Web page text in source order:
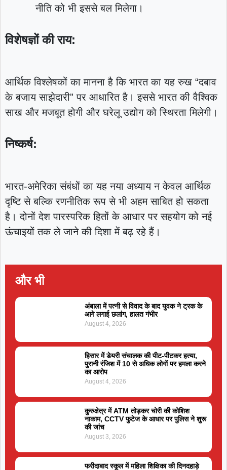
नीति को भी इससे बल मिलेगा।
विशेषज्ञों की राय:
आर्थिक विश्लेषकों का मानना है कि भारत का यह रुख “दबाव
के बजाय साझेदारी” पर आधारित है। इससे भारत की वैश्विक
साख और मजबूत होगी और घरेलू उद्योग को स्थिरता मिलेगी।
निष्कर्ष:
भारत-अमेरिका संबंधों का यह नया अध्याय न केवल आर्थिक
दृष्टि से बल्कि रणनीतिक रूप से भी अहम साबित हो सकता
है। दोनों देश पारस्परिक हितों के आधार पर सहयोग को नई
ऊंचाइयों तक ले जाने की दिशा में बढ़ रहे हैं।
और भी
अंबाला में पत्नी से विवाद के बाद युवक ने ट्रक के
आगे लगाई छलांग, हालत गंभीर
August 4, 2026
हिसार में डेयरी संचालक की पीट-पीटकर हत्या,
पुरानी रंजिश में 10 से अधिक लोगों पर हमला करने
का आरोप
August 4, 2026
कुरुक्षेत्र में ATM तोड़कर चोरी की कोशिश
नाकाम, CCTV फुटेज के आधार पर पुलिस ने शुरू
की जांच
August 3, 2026
फरीदाबाद स्कूल में महिला शिक्षिका की दिनदहाड़े